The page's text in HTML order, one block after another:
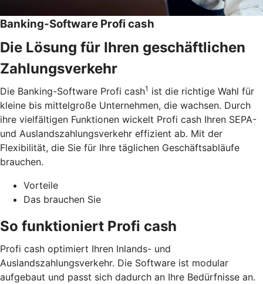
Banking-Software Profi cash
Die Lösung für Ihren geschäftlichen
Zahlungsverkehr
Die Banking-Software Profi cash1 ist die richtige Wahl für
kleine bis mittelgroße Unternehmen, die wachsen. Durch
ihre vielfältigen Funktionen wickelt Profi cash Ihren SEPA-
und Auslandszahlungsverkehr effizient ab. Mit der
Flexibilität, die Sie für Ihre täglichen Geschäftsabläufe
brauchen.
Vorteile
Das brauchen Sie
So funktioniert Profi cash
Profi cash optimiert Ihren Inlands- und
Auslandszahlungsverkehr. Die Software ist modular
aufgebaut und passt sich dadurch an Ihre Bedürfnisse an.